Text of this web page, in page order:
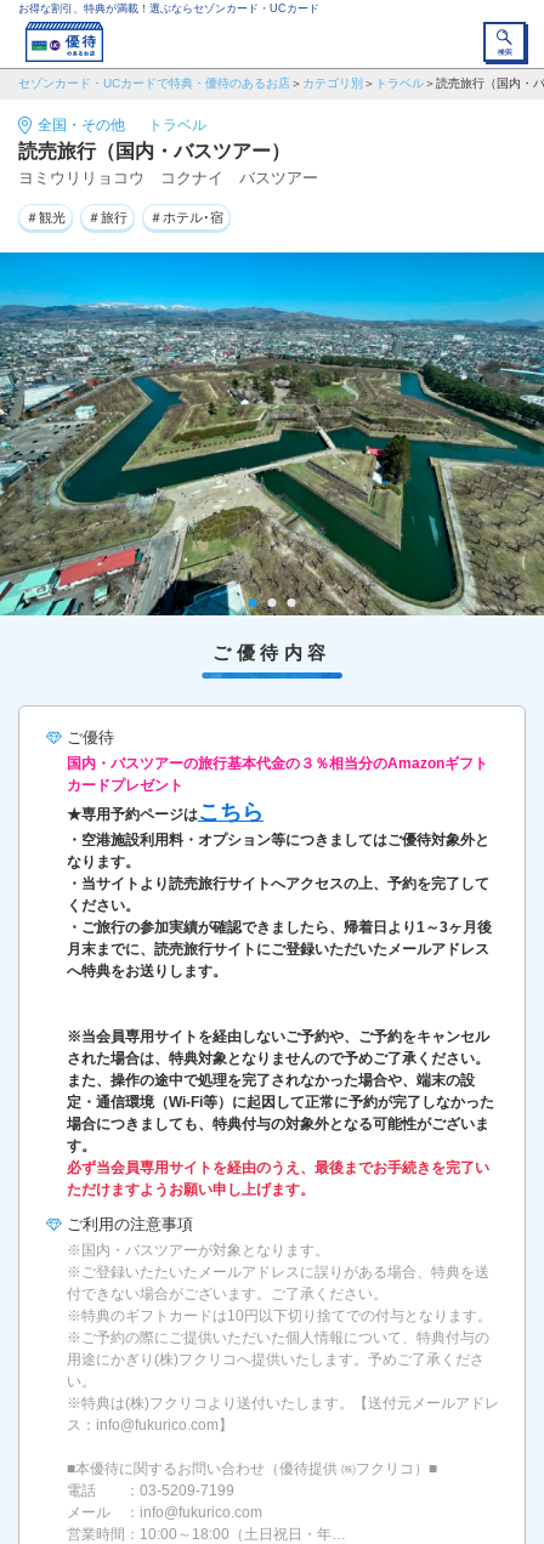
お得な割引、特典が満載！選ぶならセゾンカード・UCカード
セゾンカード・UCカードで特典・優待のあるお店 カテゴリ別 トラベル 読売旅行（国内・
全国・その他 トラベル
読売旅行（国内・バスツアー）
ヨミウリリョコウ コクナイ バスツアー
＃観光 ＃旅行 ＃ホテル･宿
ご優待内容
ご優待
国内・バスツアーの旅行基本代金の３％相当分のAmazonギフト
カードプレゼント
★専用予約ページはこちら
・空港施設利用料・オプション等につきましてはご優待対象外と
なります。
・当サイトより読売旅行サイトへアクセスの上、予約を完了して
ください。
・ご旅行の参加実績が確認できましたら、帰着日より1～3ヶ月後
月末までに、読売旅行サイトにご登録いただいたメールアドレス
へ特典をお送りします。
※当会員専用サイトを経由しないご予約や、ご予約をキャンセル
された場合は、特典対象となりませんので予めご了承ください。
また、操作の途中で処理を完了されなかった場合や、端末の設
定・通信環境（Wi-Fi等）に起因して正常に予約が完了しなかった
場合につきましても、特典付与の対象外となる可能性がございま
す。
必ず当会員専用サイトを経由のうえ、最後までお手続きを完了い
ただけますようお願い申し上げます。
ご利用の注意事項
※国内・バスツアーが対象となります。
※ご登録いたたいたメールアドレスに誤りがある場合、特典を送
付できない場合がございます。ご了承ください。
※特典のギフトカードは10円以下切り捨てでの付与となります。
※ご予約の際にご提供いただいた個人情報について、特典付与の
用途にかぎり(株)フクリコへ提供いたします。予めご了承くださ
い。
※特典は(株)フクリコより送付いたします。【送付元メールアドレ
ス：info@fukurico.com】
■本優待に関するお問い合わせ（優待提供 ㈱フクリコ）■
電話 ：03-5209-7199
メール ：info@fukurico.com
営業時間：10:00～18:00（土日祝日・年…